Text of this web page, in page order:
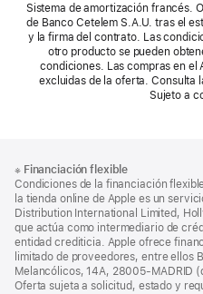
Sistema de amortización francés.
de Banco Cetelem S.A.U. tras el
y la firma del contrato. Las
otro producto se pueden
condiciones. Las compras en el
excluidas de la oferta. Consulta
Sujeto a
a
pie
de
página
al
pie
※ Financiación flexible
Condiciones de la financiación
la tienda online de Apple es un
Distribution International Limited,
que actúa como intermediario de
entidad crediticia. Apple ofrece
limitado de proveedores, entre ellos
Melancólicos, 14A, 28005-MADRID
Oferta sujeta a solicitud, estado y